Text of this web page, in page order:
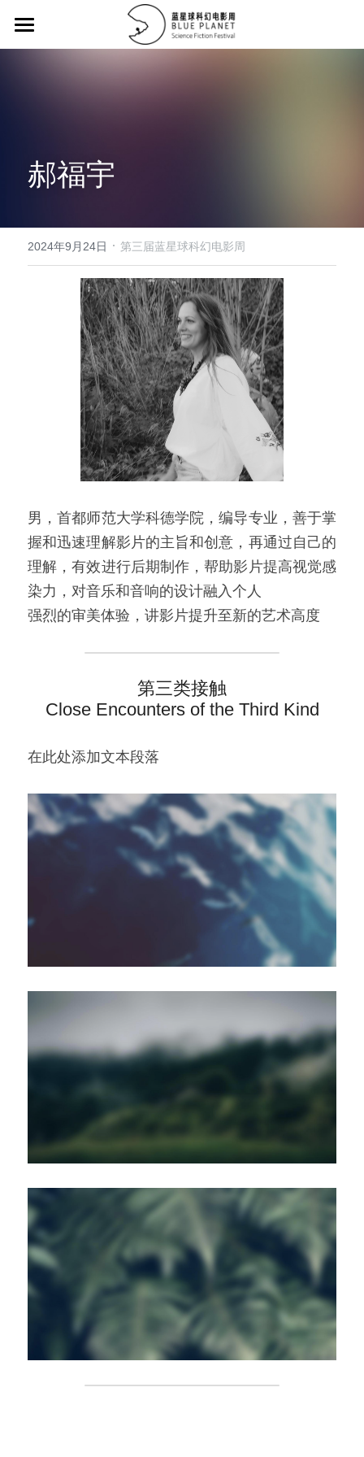
主竞赛单元荣誉名单/Main Competition Hono
32强 / Top 32
评委名单 / Juries
历届作品 / Portfolio
提交作品 / Submission
视频 / Videos
组织架构 / Organization
关于 / About
郝福宇
2024年9月24日 · 第三届蓝星球科幻电影周
男，首都师范大学科德学院，编导专业，善于掌
握和迅速理解影片的主旨和创意，再通过自己的
理解，有效进行后期制作，帮助影片提高视觉感
染力，对音乐和音响的设计融入个人
强烈的审美体验，讲影片提升至新的艺术高度
第三类接触
Close Encounters of the Third Kind
在此处添加文本段落